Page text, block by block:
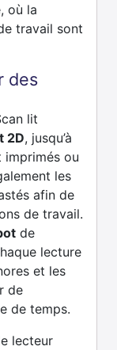
où la
travail sont
des
lit
2D, jusqu’à
imprimés ou
les
afin de
de travail.
de
lecture
et les
de
de temps.
lecteur